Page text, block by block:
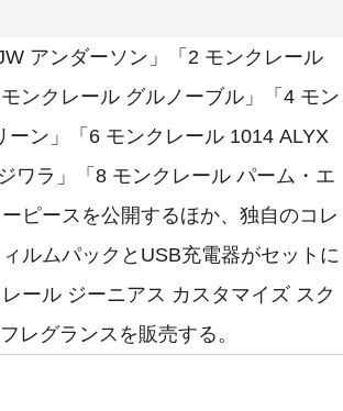
アンダーソン」「2 モンクレール
ンクレール グルノーブル」「4 モン
ン」「6 モンクレール 1014 ALYX
ワラ」「8 モンクレール パーム・エ
ピースを公開するほか、独自のコレ
ルムパックとUSB充電器がセットに
ール ジーニアス カスタマイズ スク
レグランスを販売する。